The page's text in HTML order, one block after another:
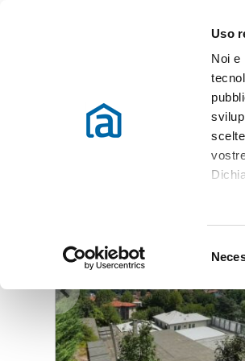
Uso
Noi e
e
e
z
i
Case e appartamenti in affitto in tutta Italia
Affitto Como Appartamenti
(174 immobili)